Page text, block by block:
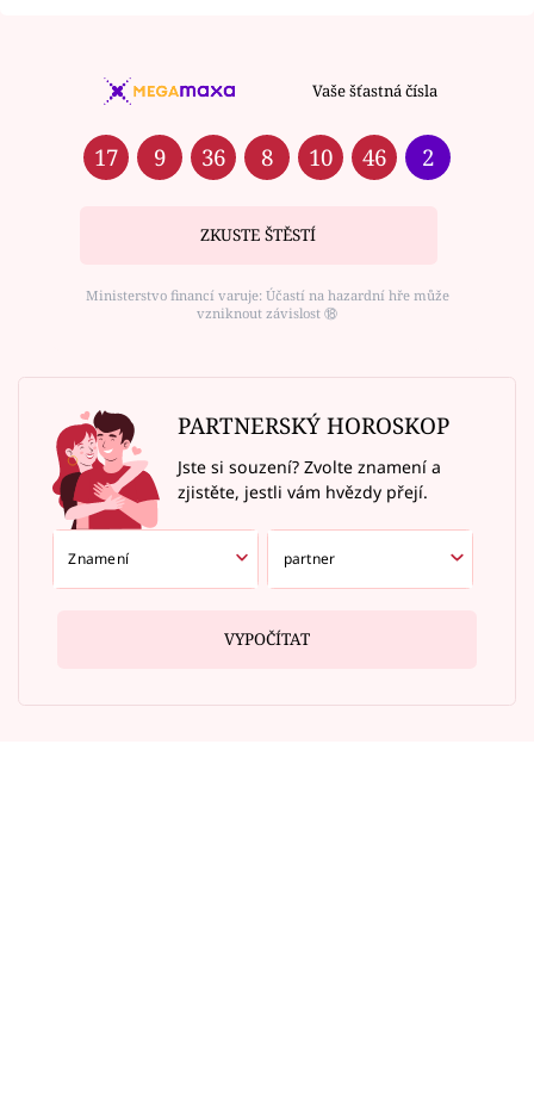
Vaše šťastná čísla
17 9 36 8 10 46 2
ZKUSTE ŠTĚSTÍ
Ministerstvo financí varuje: Účastí na hazardní hře může
vzniknout závislost ⑱
PARTNERSKÝ HOROSKOP
Jste si souzení? Zvolte znamení a
zjistěte, jestli vám hvězdy přejí.
VYPOČÍTAT